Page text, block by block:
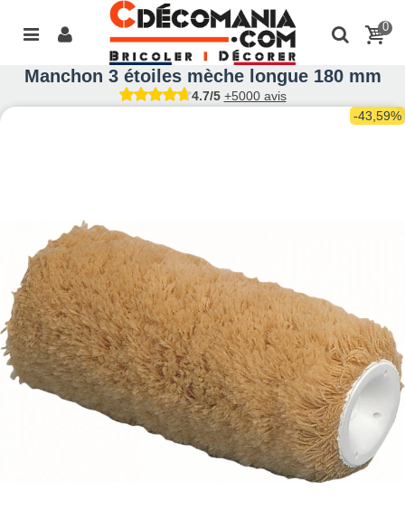
0
Manchon 3 étoiles mèche longue 180 mm
4.7/5 +5000 avis
-43,59%